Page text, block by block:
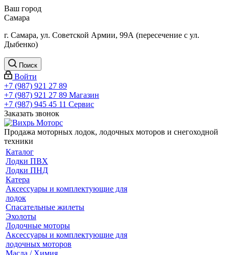
Ваш город
Самара
г. Самара, ул. Советской Армии, 99А (пересечение с ул.
Дыбенко)
Поиск
Войти
+7 (987) 921 27 89
+7 (987) 921 27 89 Магазин
+7 (987) 945 45 11 Сервис
Заказать звонок
Продажа моторных лодок, лодочных моторов и снегоходной
техники
Каталог
Лодки ПВХ
Лодки ПНД
Катера
Аксессуары и комплектующие для
лодок
Спасательные жилеты
Эхолоты
Лодочные моторы
Аксессуары и комплектующие для
лодочных моторов
Масла / Химия